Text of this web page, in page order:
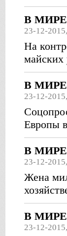
В МИРЕ
23-12-
На
майских
В МИРЕ
23-12-
Европы
В МИРЕ
23-12-
Жена
В МИРЕ
23-12-